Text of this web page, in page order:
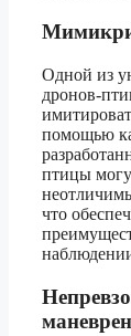
Одной из
дронов-
помощью
птицы
что